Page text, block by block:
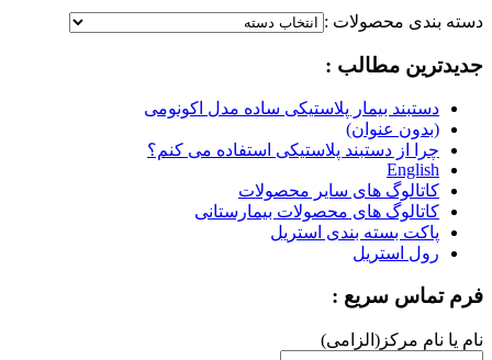
دسته بندی محصولات :
جدیدترین مطالب :
دستبند بیمار پلاستیکی ساده مدل اکونومی
(بدون عنوان)
چرا از دستبند پلاستیکی استفاده می کنم؟
English
کاتالوگ های سایر محصولات
کاتالوگ های محصولات بیمارستانی
پاکت بسته بندی استریل
رول استریل
فرم تماس سریع :
نام یا نام مرکز(الزامی)